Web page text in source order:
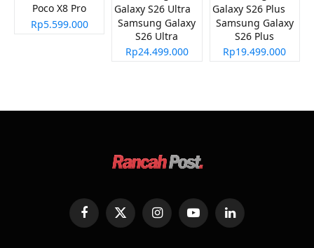
Poco X8 Pro
Rp5.599.000
Samsung Galaxy
S26 Ultra
Rp24.499.000
Samsung Galaxy
S26 Plus
Rp19.499.000
FacebookX
(Twitter)
InstagramYouTubeLinkedIn